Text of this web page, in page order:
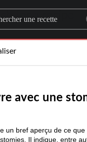
for a recipe
avec une
un bref aperçu de ce que
Il indique, entre